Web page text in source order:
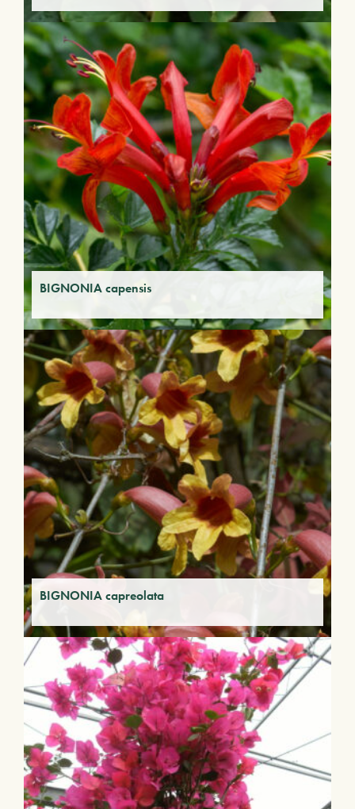
BIGNONIA capensis
BIGNONIA capreolata